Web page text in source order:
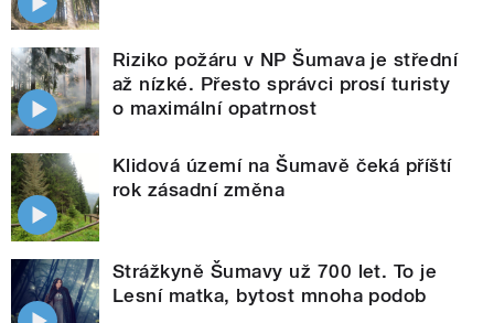
Riziko požáru v NP Šumava je střední
až nízké. Přesto správci prosí turisty
o maximální opatrnost
Klidová území na Šumavě čeká příští
rok zásadní změna
Strážkyně Šumavy už 700 let. To je
Lesní matka, bytost mnoha podob